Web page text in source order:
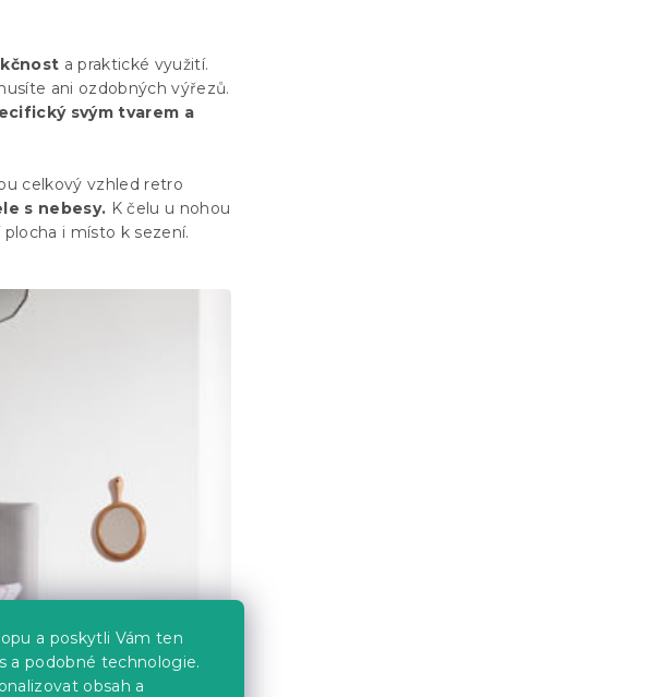
a poskytli Vám ten
a podobné technologie.
obsah a
a praktické využití.
ani ozdobných výřezů.
svým tvarem a
celkový vzhled retro
s nebesy. K čelu u nohou
i místo k sezení.